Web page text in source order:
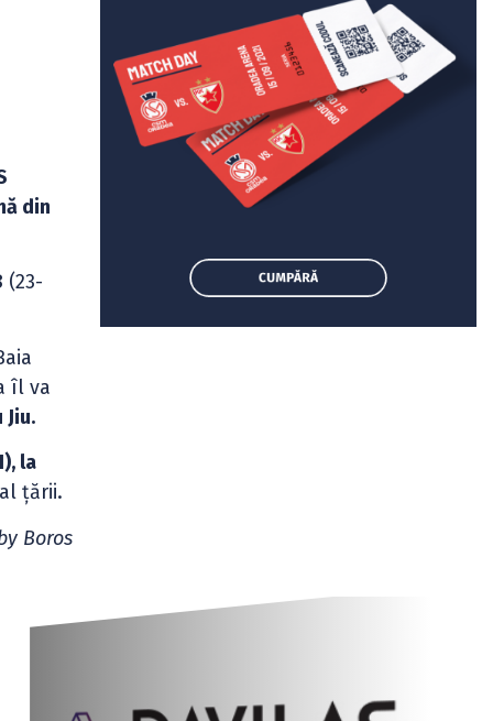
din
(23-
îl va
Jiu.
la
țării.
Boros